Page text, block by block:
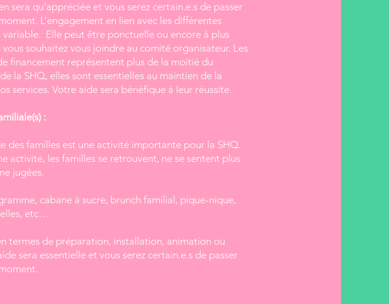
sera qu'appréciée et vous serez certain.e.s de passer
L’engagement en lien avec les différentes
variable. Elle peut être ponctuelle ou encore à plus
vous souhaitez vous joindre au comité organisateur. Les
financement représentent plus de la moitié du
la SHQ, elles sont essentielles au maintien de la
services. Votre aide sera bénéfique à leur réussite.
:
des familles est une activité importante pour la SHQ.
activité, les familles se retrouvent, ne se sentent plus
jugées.
cabane à sucre, brunch familial, pique-nique,
etc…
termes de préparation, installation, animation ou
sera essentielle et vous serez certain.e.s de passer